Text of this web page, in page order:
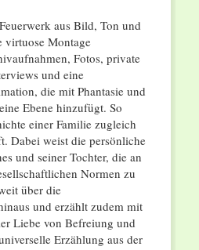
aus Bild, Ton und
virtuose Montage
Fotos, private
und eine
die mit Phantasie und
Ebene hinzufügt. So
einer Familie zugleich
Dabei weist die persönliche
und seiner Tochter, die an
Normen zu
über die
und erzählt zudem mit
Liebe von Befreiung und
Erzählung aus der